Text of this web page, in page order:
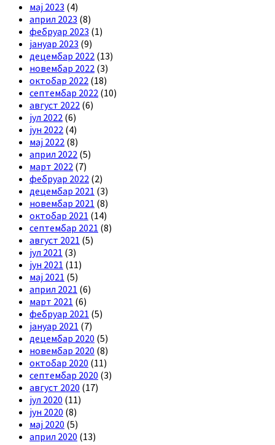
мај 2023 (4)
април 2023 (8)
фебруар 2023 (1)
јануар 2023 (9)
децембар 2022 (13)
новембар 2022 (3)
октобар 2022 (18)
септембар 2022 (10)
август 2022 (6)
јул 2022 (6)
јун 2022 (4)
мај 2022 (8)
април 2022 (5)
март 2022 (7)
фебруар 2022 (2)
децембар 2021 (3)
новембар 2021 (8)
октобар 2021 (14)
септембар 2021 (8)
август 2021 (5)
јул 2021 (3)
јун 2021 (11)
мај 2021 (5)
април 2021 (6)
март 2021 (6)
фебруар 2021 (5)
јануар 2021 (7)
децембар 2020 (5)
новембар 2020 (8)
октобар 2020 (11)
септембар 2020 (3)
август 2020 (17)
јул 2020 (11)
јун 2020 (8)
мај 2020 (5)
април 2020 (13)